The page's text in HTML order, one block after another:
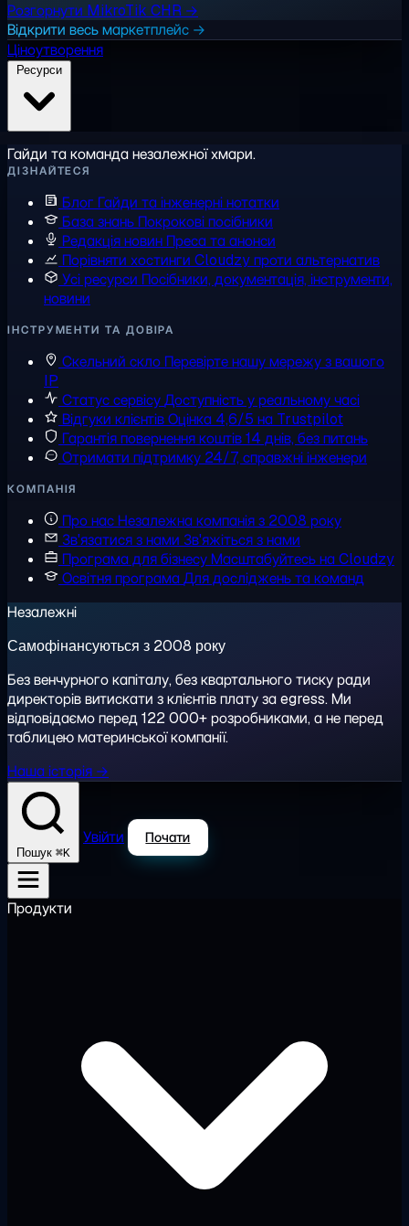
Розгорнути MikroTik CHR →
Відкрити весь маркетплейс →
Ціноутворення
Гайди та команда незалежної хмари.
ДІЗНАЙТЕСЯ
Блог Гайди та інженерні нотатки
База знань Покрокові посібники
Редакція новин Преса та анонси
Порівняти хостинги Cloudzy проти альтернатив
Усі ресурси Посібники, документація, інструменти,
новини
ІНСТРУМЕНТИ ТА ДОВІРА
Скельний скло Перевірте нашу мережу з вашого
IP
Статус сервісуДоступність у реальному часі
Відгуки клієнтівОцінка 4,6/5 на Trustpilot
Гарантія повернення коштів14 днів, без питань
Отримати підтримку 24/7, справжні інженери
КОМПАНІЯ
Про насНезалежна компанія з 2008 року
Зв'язатися з нами Зв'яжіться з нами
Програма для бізнесуМасштабуйтесь на Cloudzy
Освітня програмаДля досліджень та команд
Незалежні
Самофінансуються з 2008 року
Без венчурного капіталу, без квартального тиску ради
директорів витискати з клієнтів плату за egress. Ми
відповідаємо перед 122 000+ розробниками, а не перед
таблицею материнської компанії.
Наша історія →
Пошук ⌘K
Увійти Почати
Продукти